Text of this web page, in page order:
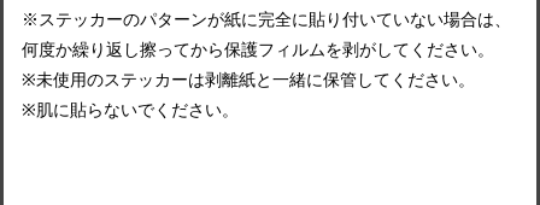
※ステッカーのパターンが紙に完全に貼り付いていない場合は、
何度か繰り返し擦ってから保護フィルムを剥がしてください。
※未使用のステッカーは剥離紙と一緒に保管してください。
※肌に貼らないでください。